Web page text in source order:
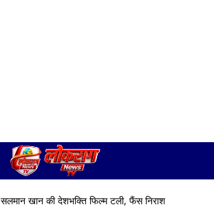
सलमान खान की देशभक्ति फिल्म टली, फैंस निराश